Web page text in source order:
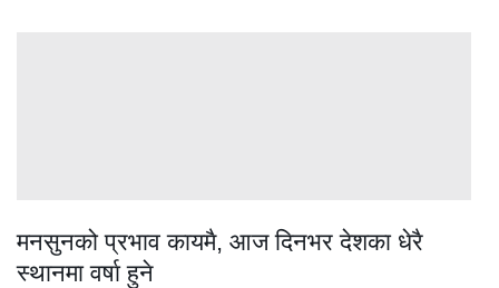
मनसुनको प्रभाव कायमै, आज दिनभर देशका धेरै
स्थानमा वर्षा हुने